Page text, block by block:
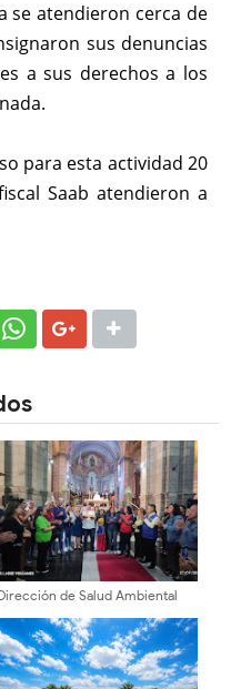
se atendieron cerca de
sus denuncias
a sus derechos a los
para esta actividad 20
Saab atendieron a
de Salud Ambiental
con profunda fe y
en la Catedral de